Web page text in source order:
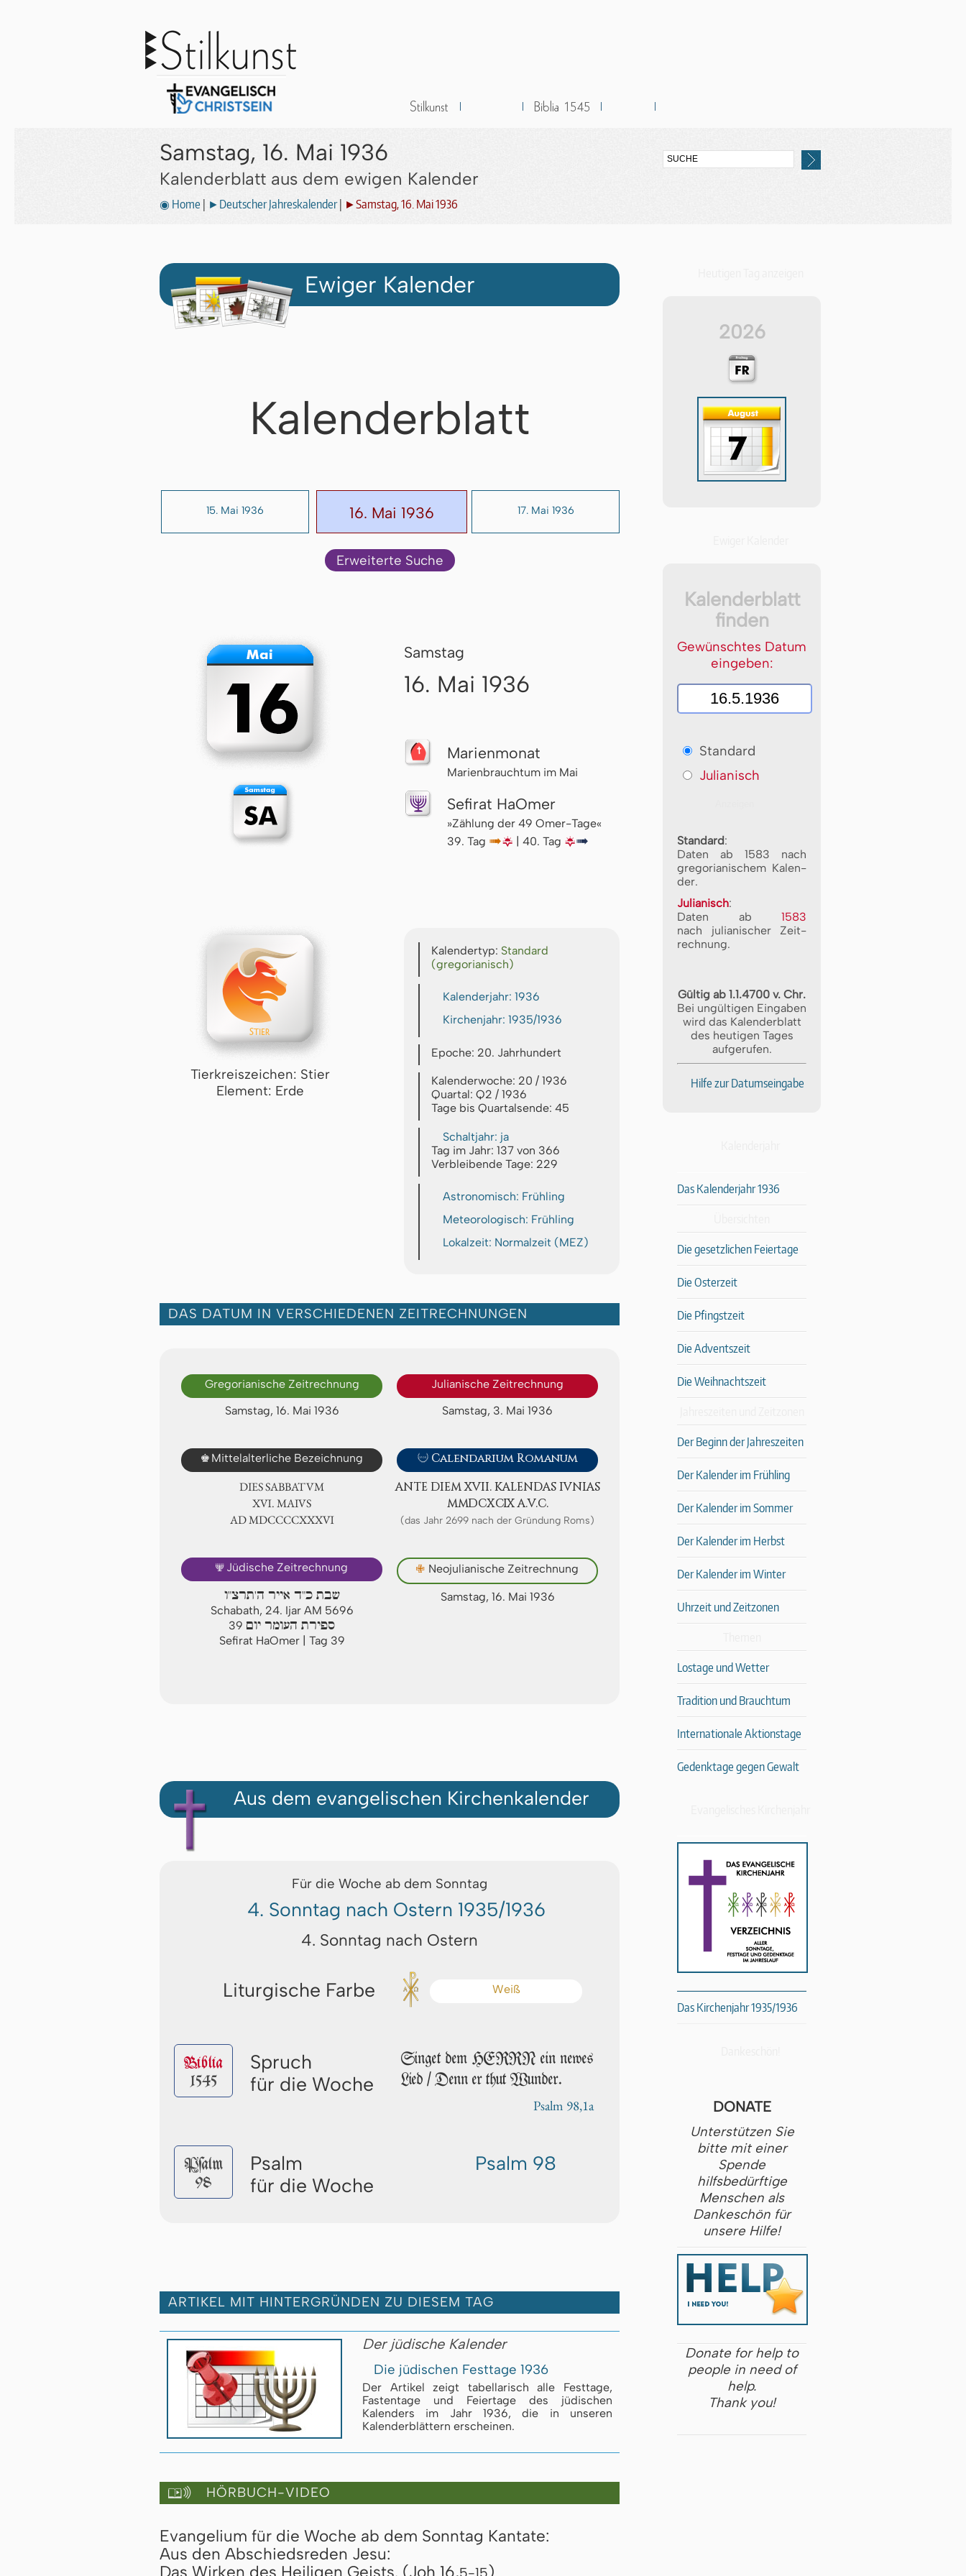
Samstag, 16. Mai 1936
Kalenderblatt aus dem ewigen Kalender
◉ Home ►Deutscher Jahreskalender| ►Samstag, 16. Mai 1936
Ewiger Kalender
Kalenderblatt
15. Mai 1936 16. Mai 1936 17. Mai 1936
Erweiterte Suche
Samstag
16. Mai 1936
Marienmonat
Marienbrauchtum im Mai
Sefirat HaOmer
»Zählung der 49 Omer-Tage«
39. Tag ↦🌇 | 40. Tag 🌇↦
Tierkreiszeichen: Stier
Element: Erde
Kalendertyp: Standard
(gregorianisch)
Kalenderjahr: 1936
Kirchenjahr: 1935/1936
Epoche: 20. Jahrhundert
Kalenderwoche: 20 / 1936
Quartal: Q2 / 1936
Tage bis Quartalsende: 45
Schaltjahr: ja
Tag im Jahr: 137 von 366
Verbleibende Tage: 229
Astronomisch: Frühling
Meteorologisch: Frühling
Lokalzeit: Normalzeit (MEZ)
DAS DATUM IN VERSCHIEDENEN ZEITRECHNUNGEN
Gregorianische Zeitrechnung
Samstag, 16. Mai 1936
Julianische Zeitrechnung
Samstag, 3. Mai 1936
♚ Mittelalterliche Bezeichnung
DIES SABBATUM
ⅩⅥ. MAIVS
AD ⅯⅮⅭⅭⅭⅭⅩⅩⅩⅥ
 Calendarium Romanum
ANTE DIEM XVII. KA­LEN­DAS IVNIAS
ⅯⅯⅮⅭⅩⅭⅨ A.V.C.
(das Jahr 2699 nach der Gründung Roms)
🕎 Jüdische Zeitrechnung
שבת כ"ד אייר ה'תרצ"ו
Schabath, 24. Ijar AM 5696
39 ספירת העומר יום
Sefirat HaOmer | Tag 39
✙ Neojulianische Zeitrechnung
Samstag, 16. Mai 1936
Aus dem evangelischen Kirchenkalender
Für die Woche ab dem Sonntag
4. Sonntag nach Ostern 1935/1936
4. Sonntag nach Ostern
Liturgische Farbe Weiß
Biblia
1545
Spruch
für die Woche
Singet dem HERRN ein newes
Lied / Denn er thut Wunder.
Psalm 98,1a
Pſalm
98
Psalm
für die Woche
Psalm 98
ARTIKEL MIT HINTERGRÜNDEN ZU DIESEM TAG
Der jüdische Kalender
Die jüdischen Festtage 1936
Der Artikel zeigt tabellarisch alle Festtage,
Fastentage und Feiertage des jüdischen
Kalenders im Jahr 1936, die in unseren
Kalenderblättern erscheinen.
 HÖRBUCH-VIDEO
Evangelium für die Woche ab dem Sonntag Kantate:
Aus den Abschiedsreden Jesu:
2026
Kalenderblatt
finden
Gewünschtes Datum
eingeben:
Standard
Julianisch
Standard:
Daten ab 1583 nach
gre­go­ri­a­ni­schem Ka­len­
der.
Julianisch:
Daten ab 1583
nach ju­li­a­ni­scher Zeit­
rech­nung.
Gültig ab 1.1.4700 v. Chr.
Bei ungültigen Eingaben
wird das Kalenderblatt
des heutigen Tages
aufgerufen.
Hilfe zur Datumseingabe
Das Kalenderjahr 1936
Die gesetzlichen Feiertage
Die Osterzeit
Die Pfingstzeit
Die Adventszeit
Die Weihnachtszeit
Der Beginn der Jahreszeiten
Der Kalender im Frühling
Der Kalender im Sommer
Der Kalender im Herbst
Der Kalender im Winter
Uhrzeit und Zeitzonen
Lostage und Wetter
Tradition und Brauchtum
Internationale Aktionstage
Gedenktage gegen Gewalt
Das Kirchenjahr 1935/1936
DONATE
Unterstützen Sie
bitte mit einer
Spende
hilfsbedürftige
Menschen als
Dankeschön für
unsere Hilfe!
Donate for help to
people in need of
help.
Thank you!